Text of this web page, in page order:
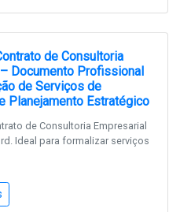
de Consultoria
Documento Profissional
de Serviços de
Planejamento Estratégico
de Consultoria Empresarial
Ideal para formalizar serviços